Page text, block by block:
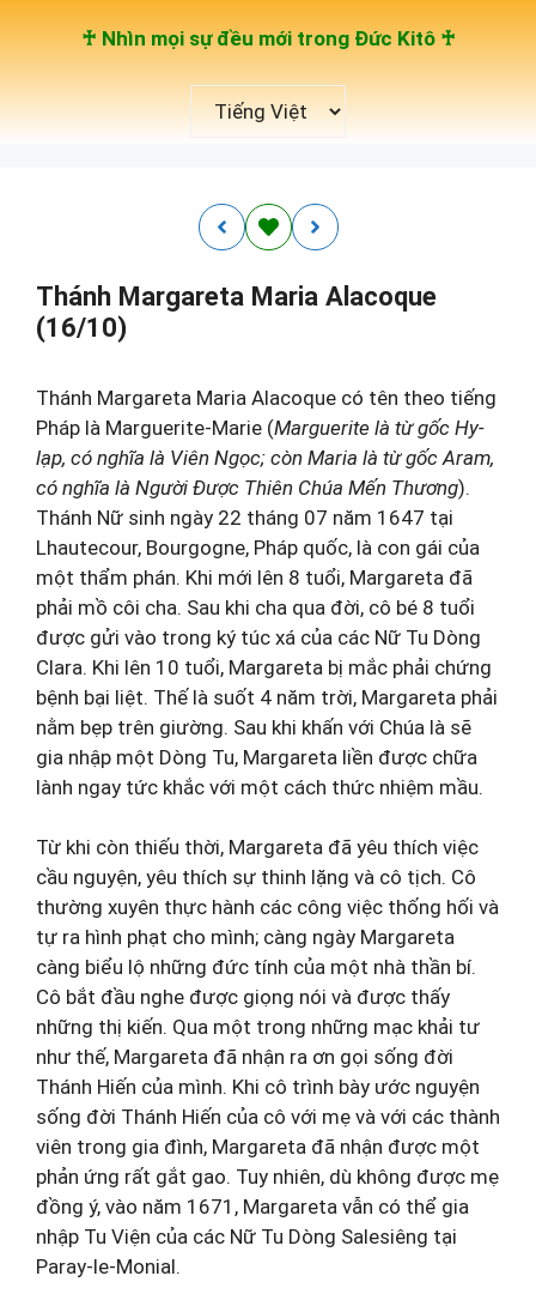
♰ Nhìn mọi sự đều mới trong Đức Kitô ♰
Thánh Margareta Maria Alacoque
(16/10)
Thánh Margareta Maria Alacoque có tên theo tiếng
Pháp là Marguerite-Marie (Marguerite là từ gốc Hy-
lạp, có nghĩa là Viên Ngọc; còn Maria là từ gốc Aram,
có nghĩa là Người Được Thiên Chúa Mến Thương).
Thánh Nữ sinh ngày 22 tháng 07 năm 1647 tại
Lhautecour, Bourgogne, Pháp quốc, là con gái của
một thẩm phán. Khi mới lên 8 tuổi, Margareta đã
phải mồ côi cha. Sau khi cha qua đời, cô bé 8 tuổi
được gửi vào trong ký túc xá của các Nữ Tu Dòng
Clara. Khi lên 10 tuổi, Margareta bị mắc phải chứng
bệnh bại liệt. Thế là suốt 4 năm trời, Margareta phải
nằm bẹp trên giường. Sau khi khấn với Chúa là sẽ
gia nhập một Dòng Tu, Margareta liền được chữa
lành ngay tức khắc với một cách thức nhiệm mầu.
Từ khi còn thiếu thời, Margareta đã yêu thích việc
cầu nguyện, yêu thích sự thinh lặng và cô tịch. Cô
thường xuyên thực hành các công việc thống hối và
tự ra hình phạt cho mình; càng ngày Margareta
càng biểu lộ những đức tính của một nhà thần bí.
Cô bắt đầu nghe được giọng nói và được thấy
những thị kiến. Qua một trong những mạc khải tư
như thế, Margareta đã nhận ra ơn gọi sống đời
Thánh Hiến của mình. Khi cô trình bày ước nguyện
sống đời Thánh Hiến của cô với mẹ và với các thành
viên trong gia đình, Margareta đã nhận được một
phản ứng rất gắt gao. Tuy nhiên, dù không được mẹ
đồng ý, vào năm 1671, Margareta vẫn có thể gia
nhập Tu Viện của các Nữ Tu Dòng Salesiêng tại
Paray-le-Monial.